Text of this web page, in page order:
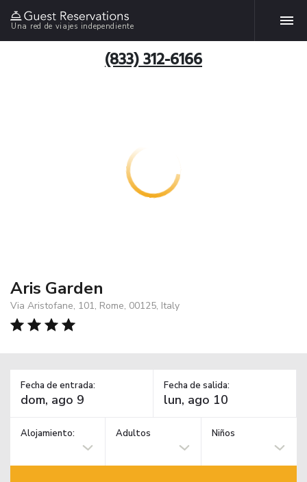
Una red de viajes independiente
(833) 312-6166
Aris Garden
Via Aristofane, 101, Rome, 00125, Italy
Fecha de entrada: Fecha de salida:
Alojamiento: Adultos Niños